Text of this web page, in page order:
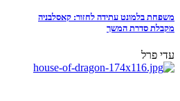
משפחת בלמונט עתידה לחזור: קאסלבניה
מקבלת סדרת המשך
עדי פרל